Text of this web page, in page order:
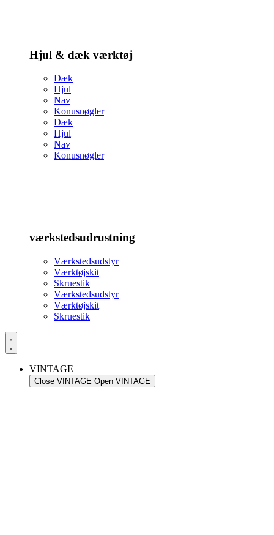
Hjul & dæk værktøj
Dæk
Hjul
Nav
Konusnøgler
Dæk
Hjul
Nav
Konusnøgler
værkstedsudrustning
Værkstedsudstyr
Værktøjskit
Skruestik
Værkstedsudstyr
Værktøjskit
Skruestik
VINTAGE
Close VINTAGE Open VINTAGE